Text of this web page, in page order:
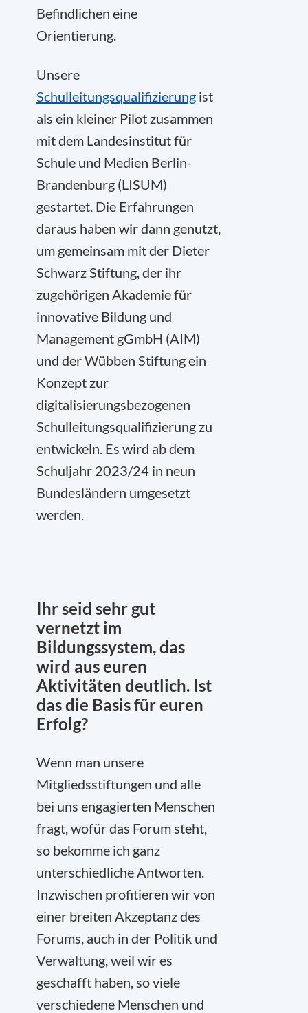
Befindlichen eine
Orientierung.
Unsere
Schulleitungsqualifizierung ist
als ein kleiner Pilot zusammen
mit dem Landesinstitut für
Schule und Medien Berlin-
Brandenburg (LISUM)
gestartet. Die Erfahrungen
daraus haben wir dann genutzt,
um gemeinsam mit der Dieter
Schwarz Stiftung, der ihr
zugehörigen Akademie für
innovative Bildung und
Management gGmbH (AIM)
und der Wübben Stiftung ein
Konzept zur
digitalisierungsbezogenen
Schulleitungsqualifizierung zu
entwickeln. Es wird ab dem
Schuljahr 2023/24 in neun
Bundesländern umgesetzt
werden.
Ihr seid sehr gut
vernetzt im
Bildungssystem, das
wird aus euren
Aktivitäten deutlich. Ist
das die Basis für euren
Erfolg?
Wenn man unsere
Mitgliedsstiftungen und alle
bei uns engagierten Menschen
fragt, wofür das Forum steht,
so bekomme ich ganz
unterschiedliche Antworten.
Inzwischen profitieren wir von
einer breiten Akzeptanz des
Forums, auch in der Politik und
Verwaltung, weil wir es
geschafft haben, so viele
verschiedene Menschen und